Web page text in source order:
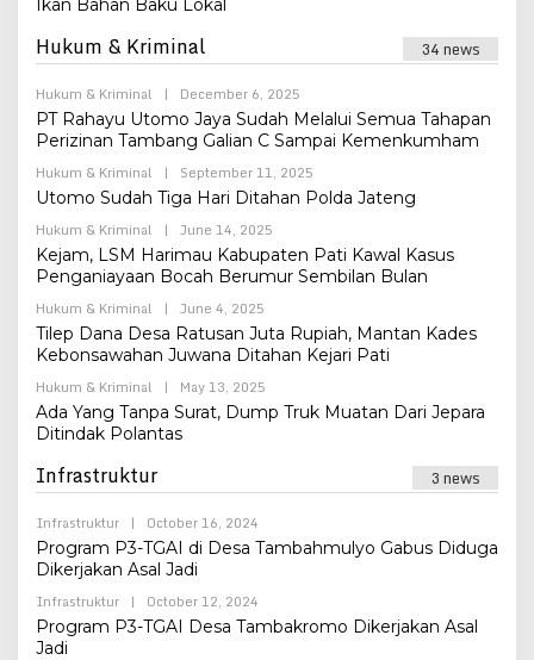
Ikan Bahan Baku Lokal
Hukum & Kriminal 34 news
Hukum & Kriminal | December 6, 2025
Admin
PT Rahayu Utomo Jaya Sudah Melalui Semua Tahapan
Perizinan Tambang Galian C Sampai Kemenkumham
Hukum & Kriminal
| September 11, 2025
Admin
Utomo Sudah Tiga Hari Ditahan Polda Jateng
Hukum & Kriminal
| June 14, 2025
Admin
Kejam, LSM Harimau Kabupaten Pati Kawal Kasus
Penganiayaan Bocah Berumur Sembilan Bulan
Hukum & Kriminal
| June 4, 2025
Admin
Tilep Dana Desa Ratusan Juta Rupiah, Mantan Kades
Kebonsawahan Juwana Ditahan Kejari Pati
Hukum & Kriminal
| May 13, 2025
Admin
Ada Yang Tanpa Surat, Dump Truk Muatan Dari Jepara
Ditindak Polantas
Infrastruktur 3 news
Infrastruktur | October 16, 2024
Admin
Program P3-TGAI di Desa Tambahmulyo Gabus Diduga
Dikerjakan Asal Jadi
Infrastruktur
| October 12, 2024
Admin
Program P3-TGAI Desa Tambakromo Dikerjakan Asal
Jadi